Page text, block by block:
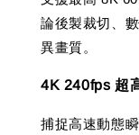
論後製裁切、
異畫質。
4K 240fps 超
捕捉高速動態